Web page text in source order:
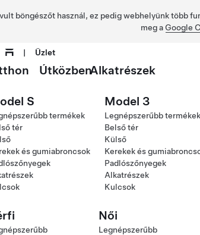
böngészőt használ, ez pedig webhelyünk több
meg a Google
| Üzlet
ÚtközbenAlkatrészek
S
termékek
tér
és gumiabroncsok
Model 3
Legnépszerűbb termékek
Belső tér
Külső
Kerekek és
Padlószőnyegek
Alkatrészek
Kulcsok
Női
Legnépszerűbb